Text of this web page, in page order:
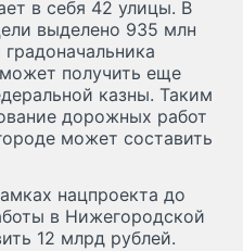
в себя 42 улицы. В
выделено 935 млн
получить еще
казны. Таким
дорожных работ
может составить
нацпроекта до
в Нижегородской
12 млрд рублей.